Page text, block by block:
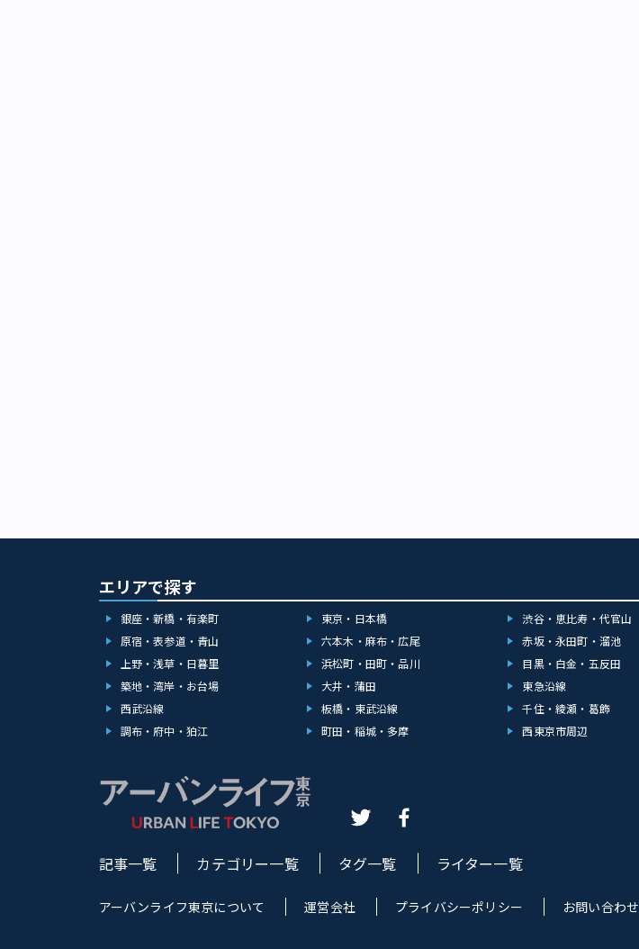
エリアで探す
銀座・新橋・有楽町 東京・日本橋 渋谷・恵比寿・代官山
原宿・表参道・青山
六本木・麻布・広尾 赤坂・永田町・溜池
上野・浅草・日暮里
浜松町・田町・品川 目黒・白金・五反田
築地・湾岸・お台場
大井・蒲田 東急沿線
西武沿線
板橋・東武沿線 千住・綾瀬・葛飾
調布・府中・狛江
町田・稲城・多摩 西東京市周辺
記事一覧 カテゴリー一覧 タグ一覧 ライター一覧
アーバンライフ東京について 運営会社 プライバシーポリシー お問い合わせ